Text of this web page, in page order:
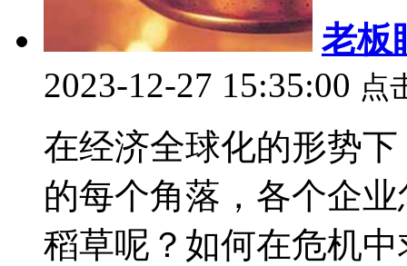
老板
2023-12-27 15:35:00 点
在经济全球化的形势
的每个角落，各个企
稻草呢？如何在危机